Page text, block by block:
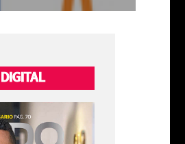
DIGITAL